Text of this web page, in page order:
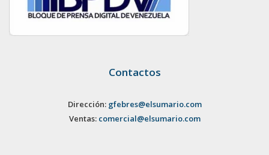
Contactos
Dirección: gfebres@elsumario.com
Ventas: comercial@elsumario.com